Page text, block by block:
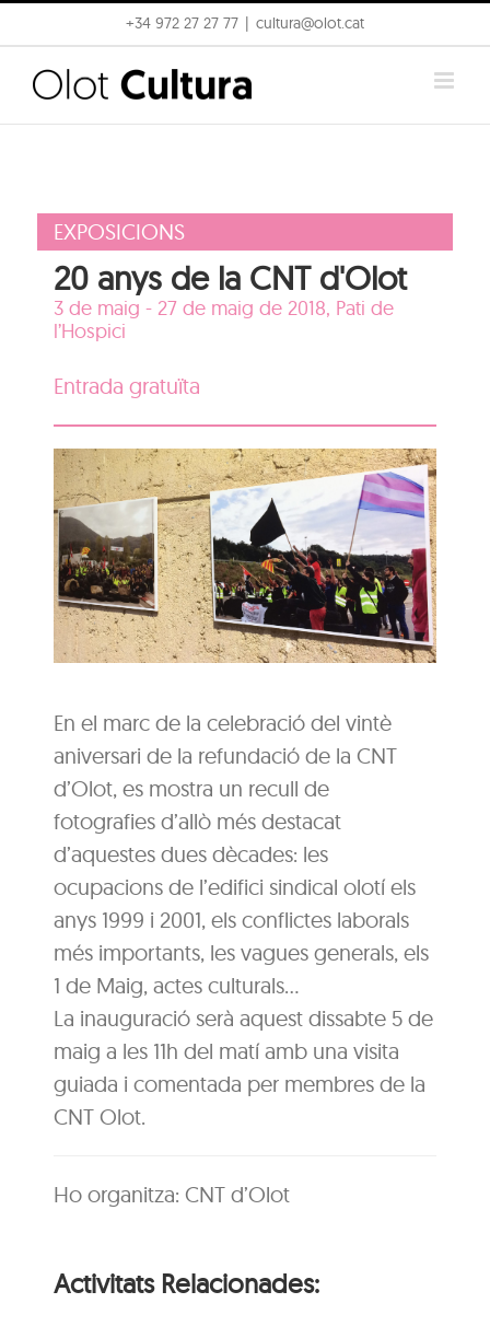
to
content
+34 972 27 27 77 cultura@olot.cat
EXPOSICIONS
20 anys de la CNT d'Olot
3 de maig - 27 de maig de 2018, Pati de
l’Hospici
Entrada gratuïta
En el marc de la celebració del vintè
aniversari de la refundació de la CNT
d’Olot, es mostra un recull de
fotografies d’allò més destacat
d’aquestes dues dècades: les
ocupacions de l’edifici sindical olotí els
anys 1999 i 2001, els conflictes laborals
més importants, les vagues generals, els
1 de Maig, actes culturals…
La inauguració serà aquest dissabte 5 de
maig a les 11h del matí amb una visita
guiada i comentada per membres de la
CNT Olot.
Ho organitza: CNT d’Olot
Activitats Relacionades: